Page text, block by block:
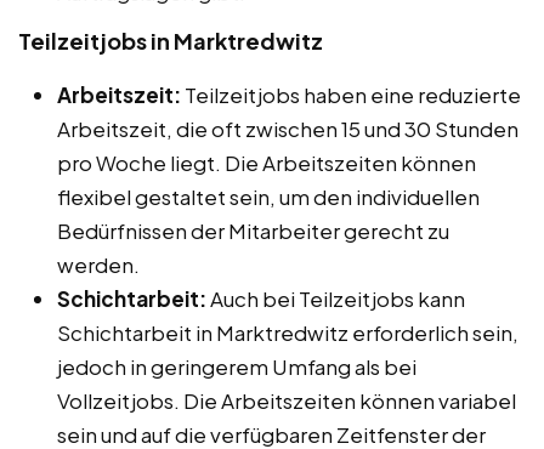
Teilzeitjobs in Marktredwitz
Arbeitszeit: Teilzeitjobs haben eine reduzierte
Arbeitszeit, die oft zwischen 15 und 30 Stunden
pro Woche liegt. Die Arbeitszeiten können
flexibel gestaltet sein, um den individuellen
Bedürfnissen der Mitarbeiter gerecht zu
werden.
Schichtarbeit:Auch bei Teilzeitjobs kann
Schichtarbeit in Marktredwitz erforderlich sein,
jedoch in geringerem Umfang als bei
Vollzeitjobs. Die Arbeitszeiten können variabel
sein und auf die verfügbaren Zeitfenster der